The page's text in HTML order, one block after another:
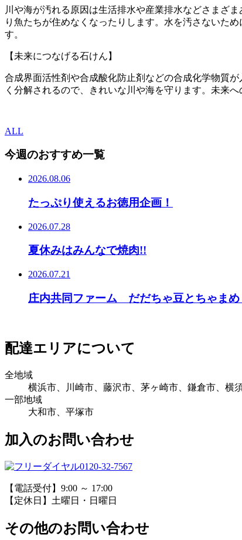
川や海が汚れる原因は生活排水や産業排水などさまざ
り魚たちが住めなくなったりします。水を汚さないた
す。
【未来につなげる石けん】
合成界面活性剤や合成酸化防止剤などの合成化学物質
く分解されるので、きれいな川や海を守ります。未来
ALL
今週のおすすめ一覧
2026.08.06
たっぷり使えるお徳用企画！
2026.07.28
夏休みはみんなで焼肉!!
2026.07.21
庄内共同ファーム だだちゃ豆とちゃま
配達エリアについて
全地域
横浜市、川崎市、藤沢市、茅ヶ崎市、鎌倉市、横
一部地域
大和市、平塚市
加入のお問い合わせ
0120-32-7567
【電話受付】9:00 ～ 17:00
【定休日】土曜日・日曜日
その他のお問い合わせ